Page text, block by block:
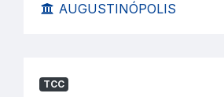
AUGUSTINÓPOLIS
TCC